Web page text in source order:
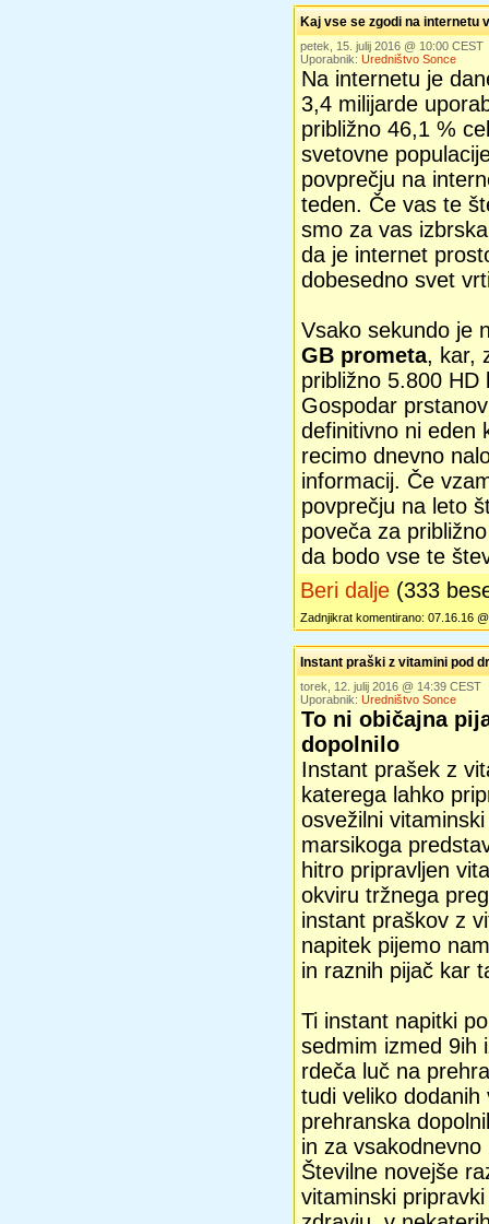
Kaj vse se zgodi na internetu
petek, 15. julij 2016 @ 10:00 CEST
Uporabnik: Uredništvo Sonce
Na internetu je
3,4 milijarde
približno 46,1 %
svetovne
povprečju na
teden. Če vas te
smo za vas
da je internet
dobesedno svet
Vsako sekundo je
GB prometa, kar,
približno 5.800 HD
Gospodar
definitivno ni eden
recimo dnevno
informacij. Če
povprečju na leto
poveča za
da bodo vse te
Beri dalje (333
Zadnjikrat komentirano: 07.16.16
Instant praški z vitamini pod
torek, 12. julij 2016 @ 14:39 CEST
Uporabnik: Uredništvo Sonce
To ni običajna
dopolnilo
Instant prašek z
katerega lahko
osvežilni
marsikoga
hitro pripravljen
okviru tržnega
instant praškov z
napitek pijemo
in raznih pijač kar
Ti instant napitki
sedmim izmed 9ih
rdeča luč na
tudi veliko
prehranska
in za
Številne novejše
vitaminski